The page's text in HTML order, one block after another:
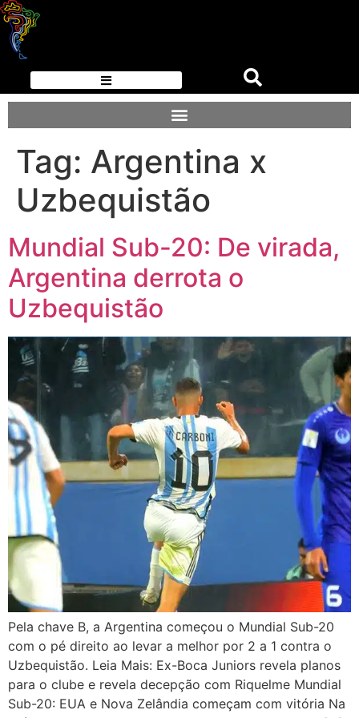
Tag: Argentina x
Uzbequistão
Mundial Sub-20: De virada,
Argentina derrota o
Uzbequistão
Pela chave B, a Argentina começou o Mundial Sub-20
com o pé direito ao levar a melhor por 2 a 1 contra o
Uzbequistão. Leia Mais: Ex-Boca Juniors revela planos
para o clube e revela decepção com Riquelme Mundial
Sub-20: EUA e Nova Zelândia começam com vitória Na